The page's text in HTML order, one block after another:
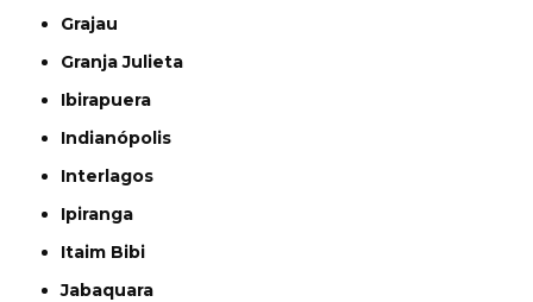
Grajau
Granja Julieta
Ibirapuera
Indianópolis
Interlagos
Ipiranga
Itaim Bibi
Jabaquara